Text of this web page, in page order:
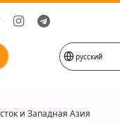
русский
и Западная Азия